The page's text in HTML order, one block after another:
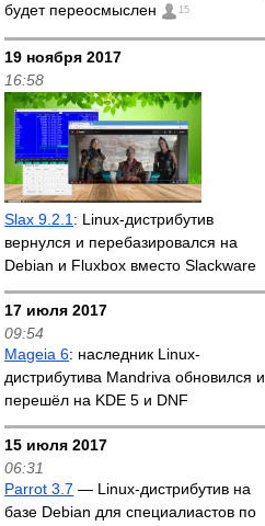
будет переосмыслен
15
19 ноября 2017
16:58
Slax 9.2.1 : Linux-дистрибутив
вернулся и перебазировался на
Debian и Fluxbox вместо Slackware
17 июля 2017
09:54
Mageia 6: наследник Linux-
дистрибутива Mandriva обновился и
перешёл на KDE 5 и DNF
15 июля 2017
06:31
Parrot 3.7 — Linux-дистрибутив на
базе Debian для специалиастов по